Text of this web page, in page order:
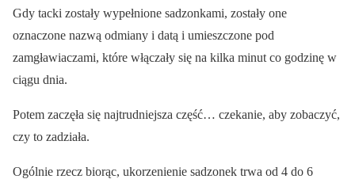
Gdy tacki zostały wypełnione sadzonkami, zostały one
oznaczone nazwą odmiany i datą i umieszczone pod
zamgławiaczami, które włączały się na kilka minut co godzinę w
ciągu dnia.
Potem zaczęła się najtrudniejsza część… czekanie, aby zobaczyć,
czy to zadziała.
Ogólnie rzecz biorąc, ukorzenienie sadzonek trwa od 4 do 6